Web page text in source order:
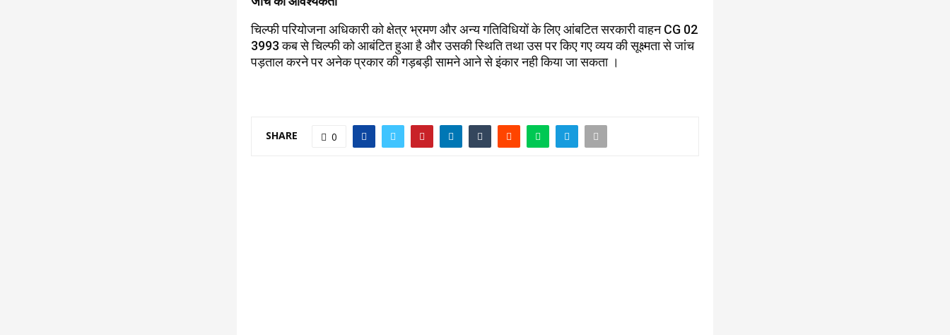
चिल्फी परियोजना अधिकारी को क्षेत्र भ्रमण और अन्य गतिविधियों के लिए आंबटित सरकारी वाहन CG 02
3993 कब से चिल्फी को आबंटित हुआ है और उसकी स्थिति तथा उस पर किए गए व्यय की सूक्ष्मता से जांच
पड़ताल करने पर अनेक प्रकार की गड़बड़ी सामने आने से इंकार नही किया जा सकता ।
SHARE 0